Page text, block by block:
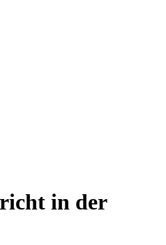
in der